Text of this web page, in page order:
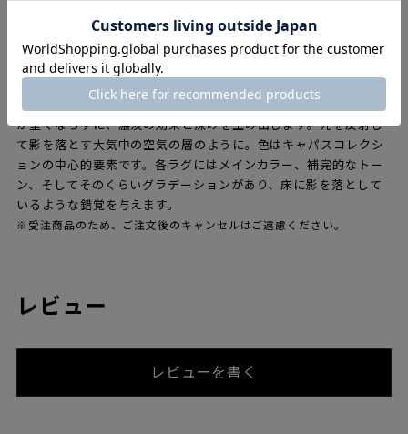
成するために、ナニマルキーナとハーンは、色を分配する新しい
キリム織りの技術を熱心に研究しました。数ヶ月後、縦糸と横糸
の色を混ぜることができる新しいタイプの緩いキリム構造を開発
しました。通常、キリムでは縦糸は見えません。繊維を緩め、よ
にし、より深みと強化されたトーンが誕生します。独特の風合い
が重くならずに、濃淡の効果と深みを生み出します。光を反射し
て影を落とす大気中の空気の層のように。色はキャパスコレクシ
ョンの中心的要素です。各ラグにはメインカラー、補完的なトー
ン、そしてそのくらいグラデーションがあり、床に影を落として
いるような錯覚を与えます。
※受注商品のため、ご注文後のキャンセルはご遠慮ください。
レビュー
レビューを書く